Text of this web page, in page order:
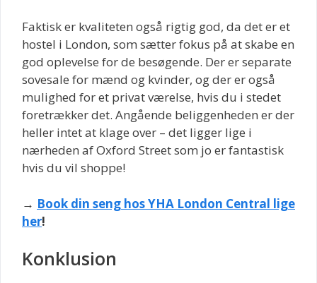
Faktisk er kvaliteten også rigtig god, da det er et
hostel i London, som sætter fokus på at skabe en
god oplevelse for de besøgende. Der er separate
sovesale for mænd og kvinder, og der er også
mulighed for et privat værelse, hvis du i stedet
foretrækker det. Angående beliggenheden er der
heller intet at klage over – det ligger lige i
nærheden af Oxford Street som jo er fantastisk
hvis du vil shoppe!
→ Book din seng hos YHA London Central lige
her!
Konklusion